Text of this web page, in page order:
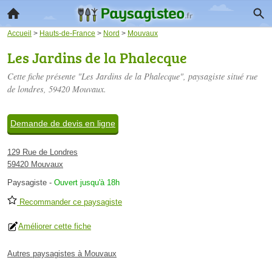
Accueil > Hauts-de-France > Nord > Mouvaux
Les Jardins de la Phalecque
Cette fiche présente "Les Jardins de la Phalecque", paysagiste situé rue
de londres, 59420 Mouvaux.
Demande de devis en ligne
129 Rue de Londres
59420 Mouvaux
Paysagiste - Ouvert jusqu'à 18h
Recommander ce paysagiste
Améliorer cette fiche
Autres paysagistes à Mouvaux